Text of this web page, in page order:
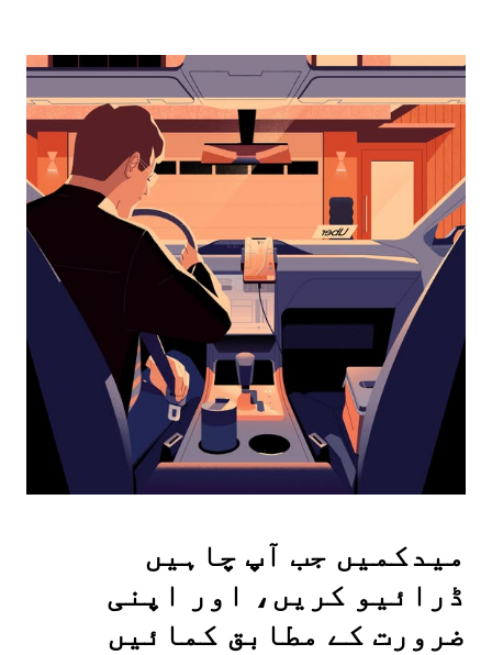
interact
the
calendar
and
select
a
date.
Press
the
escape
button
the
calendar.
میدکمیں جب آپ چاہیں
ڈرائیو کریں، اور اپنی
ضرورت کے مطابق کمائیں